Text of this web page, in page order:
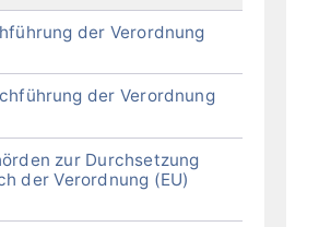
der Verordnung
der Verordnung
zur Durchsetzung
der Verordnung (EU)